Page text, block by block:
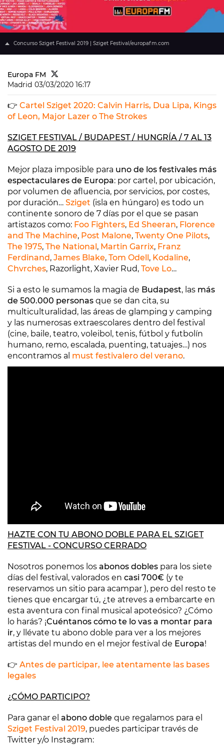
Concurso Sziget Festival 2019 | Sziget Festival/europafm.com
Europa FM
Madrid 03/03/2020 16:17
👉 Cartel Sziget 2020: Calvin Harris, Dua Lipa, Kings
of Leon, Major Lazer o The Strokes
SZIGET FESTIVAL / BUDAPEST / HUNGRÍA / 7 AL 13
AGOSTO DE 2019
Mejor plaza imposible para uno de los festivales más
espectaculares de Europa: por cartel, por ubicación,
por volumen de afluencia, por servicios, por costes,
por duración… Sziget (isla en húngaro) es todo un
continente sonoro de 7 días por el que se pasan
artistazos como: Foo Fighters, Ed Sheeran, Florence
and The Machine, Post Malone, Twenty One Pilots,
The 1975, The National, Martin Garrix, Franz
Ferdinand, James Blake, Tom Odell, Kodaline,
Chvrches, Razorlight, Xavier Rud, Tove Lo…
Si a esto le sumamos la magia de Budapest, las más
de 500.000 personas que se dan cita, su
multiculturalidad, las áreas de glamping y camping
y las numerosas extraescolares dentro del festival
(cine, baile, teatro, voleibol, tenis, fútbol y futbolín
humano, ​​remo, escalada, puenting, tatuajes…) nos
encontramos al must festivalero del verano.
HAZTE CON TU ABONO DOBLE PARA EL SZIGET
FESTIVAL - CONCURSO CERRADO
Nosotros ponemos los abonos dobles para los siete
días del festival, valorados en casi 700€ (y te
reservamos un sitio para acampar ), pero del resto te
tienes que encargar tú, ¿te atreves a embarcarte en
esta aventura con final musical apoteósico? ¿Cómo
lo harás? ¡Cuéntanos cómo te lo vas a montar para
ir, y llévate tu abono doble para ver a los mejores
artistas del mundo en el mejor festival de Europa!
👉 Antes de participar, lee atentamente las bases
legales
¿CÓMO PARTICIPO?
Para ganar el abono doble que regalamos para el
Sziget Festival 2019, puedes participar través de
Twitter y/o Instagram: